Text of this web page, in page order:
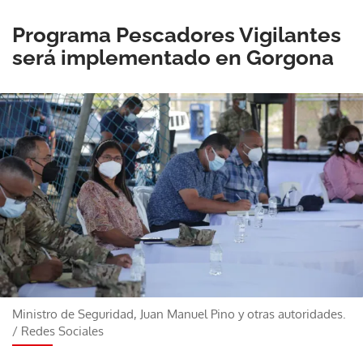
Programa Pescadores Vigilantes
será implementado en Gorgona
Ministro de Seguridad, Juan Manuel Pino y otras autoridades.
/ Redes Sociales